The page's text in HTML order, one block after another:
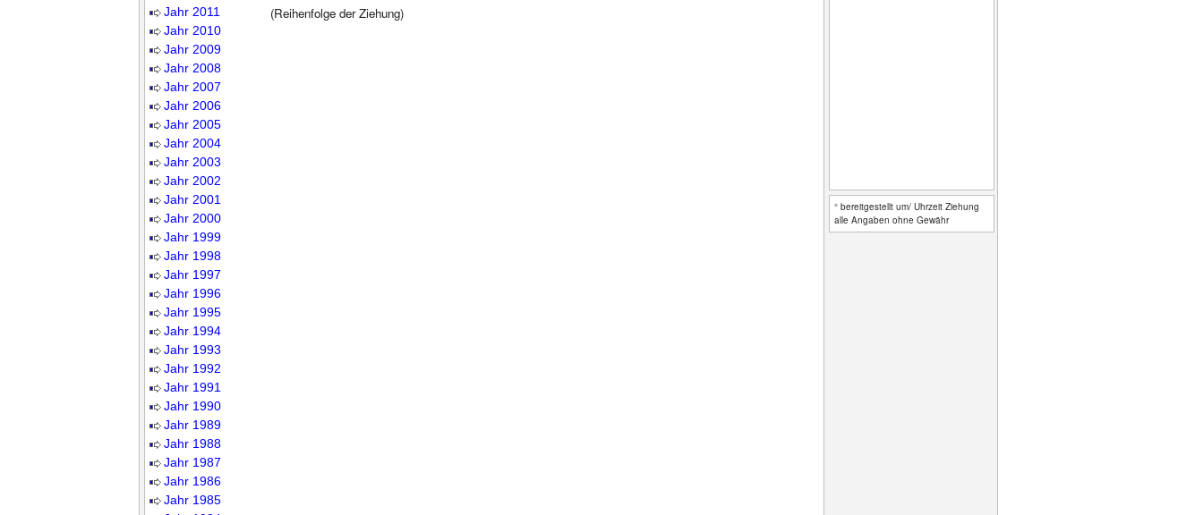
Jahr 2011
Jahr 2010
Jahr 2009
Jahr 2008
Jahr 2007
Jahr 2006
Jahr 2005
Jahr 2004
Jahr 2003
Jahr 2002
Jahr 2001
Jahr 2000
Jahr 1999
Jahr 1998
Jahr 1997
Jahr 1996
Jahr 1995
Jahr 1994
Jahr 1993
Jahr 1992
Jahr 1991
Jahr 1990
Jahr 1989
Jahr 1988
Jahr 1987
Jahr 1986
Jahr 1985
(Reihenfolge der Ziehung)
° bereitgestellt um/ Uhrzeit Ziehung
alle Angaben ohne Gewähr